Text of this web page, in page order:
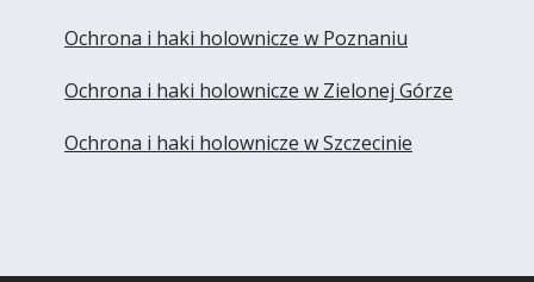
Ochrona i haki holownicze w Poznaniu
Ochrona i haki holownicze w Zielonej Górze
Ochrona i haki holownicze w Szczecinie